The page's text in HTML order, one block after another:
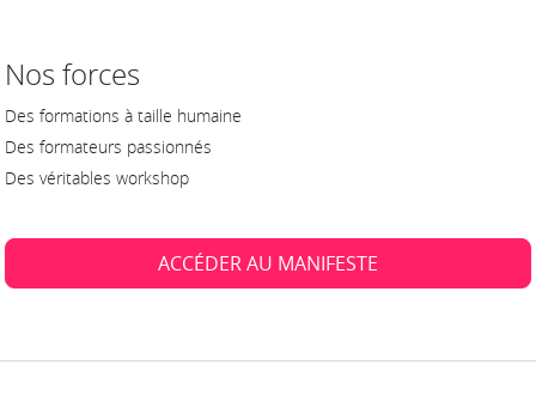
Nos forces
Des formations à taille humaine
Des formateurs passionnés
Des véritables workshop
ACCÉDER AU MANIFESTE